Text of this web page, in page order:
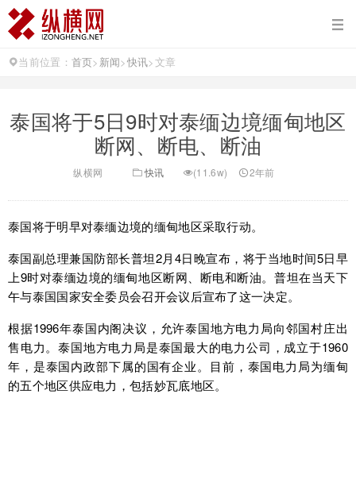
当前位置： 首页> 新闻>快讯>文章
泰国将于5日9时对泰缅边境缅甸地区
断网、断电、断油
纵横网 快讯 (11.6w) 2年前
泰国将于明早对泰缅边境的缅甸地区采取行动。
泰国副总理兼国防部长普坦2月4日晚宣布，将于当地时间5日早
上9时对泰缅边境的缅甸地区断网、断电和断油。普坦在当天下
午与泰国国家安全委员会召开会议后宣布了这一决定。
根据1996年泰国内阁决议，允许泰国地方电力局向邻国村庄出
售电力。泰国地方电力局是泰国最大的电力公司，成立于1960
年，是泰国内政部下属的国有企业。目前，泰国电力局为缅甸
的五个地区供应电力，包括妙瓦底地区。